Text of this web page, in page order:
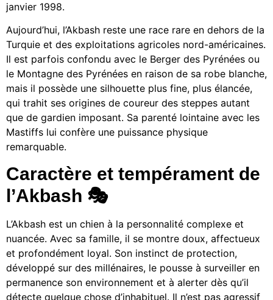
janvier 1998.
Aujourd’hui, l’Akbash reste une race rare en dehors de la
Turquie et des exploitations agricoles nord-américaines.
Il est parfois confondu avec le Berger des Pyrénées ou
le Montagne des Pyrénées en raison de sa robe blanche,
mais il possède une silhouette plus fine, plus élancée,
qui trahit ses origines de coureur des steppes autant
que de gardien imposant. Sa parenté lointaine avec les
Mastiffs lui confère une puissance physique
remarquable.
Caractère et tempérament de
l’Akbash 🎭
L’Akbash est un chien à la personnalité complexe et
nuancée. Avec sa famille, il se montre doux, affectueux
et profondément loyal. Son instinct de protection,
développé sur des millénaires, le pousse à surveiller en
permanence son environnement et à alerter dès qu’il
détecte quelque chose d’inhabituel. Il n’est pas agressif